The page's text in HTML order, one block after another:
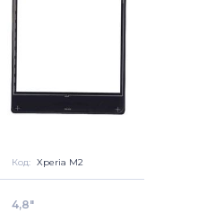
Код: Xperia M2
4,8"